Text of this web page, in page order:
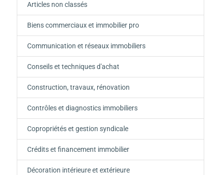
Articles non classés
Biens commerciaux et immobilier pro
Communication et réseaux immobiliers
Conseils et techniques d'achat
Construction, travaux, rénovation
Contrôles et diagnostics immobiliers
Copropriétés et gestion syndicale
Crédits et financement immobilier
Décoration intérieure et extérieure